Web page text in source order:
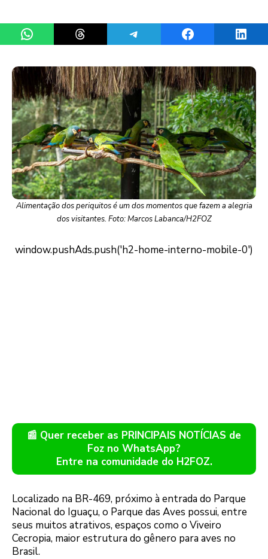
Share on WhatsAppShare on ThreadsShare on TelegramShare on Facebook
Alimentação dos periquitos é um dos momentos que fazem a alegria
dos visitantes. Foto: Marcos Labanca/H2FOZ
📰 Quer receber as PRINCIPAIS NOTÍCIAS de
Foz no WhatsApp?
Entre na comunidade do H2FOZ.
Localizado na BR-469, próximo à entrada do Parque
Nacional do Iguaçu, o Parque das Aves possui, entre
seus muitos atrativos, espaços como o Viveiro
Cecropia, maior estrutura do gênero para aves no
Brasil.